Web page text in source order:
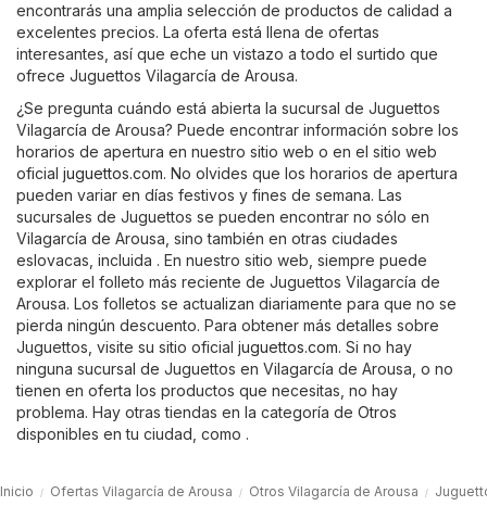
encontrarás una amplia selección de productos de calidad a
excelentes precios. La oferta está llena de ofertas
interesantes, así que eche un vistazo a todo el surtido que
ofrece Juguettos Vilagarcía de Arousa.
¿Se pregunta cuándo está abierta la sucursal de Juguettos
Vilagarcía de Arousa? Puede encontrar información sobre los
horarios de apertura en nuestro sitio web o en el sitio web
oficial juguettos.com. No olvides que los horarios de apertura
pueden variar en días festivos y fines de semana. Las
sucursales de Juguettos se pueden encontrar no sólo en
Vilagarcía de Arousa, sino también en otras ciudades
eslovacas, incluida . En nuestro sitio web, siempre puede
explorar el folleto más reciente de Juguettos Vilagarcía de
Arousa. Los folletos se actualizan diariamente para que no se
pierda ningún descuento. Para obtener más detalles sobre
Juguettos, visite su sitio oficial juguettos.com. Si no hay
ninguna sucursal de Juguettos en Vilagarcía de Arousa, o no
tienen en oferta los productos que necesitas, no hay
problema. Hay otras tiendas en la categoría de Otros
disponibles en tu ciudad, como .
Inicio Ofertas Vilagarcía de Arousa Otros Vilagarcía de Arousa